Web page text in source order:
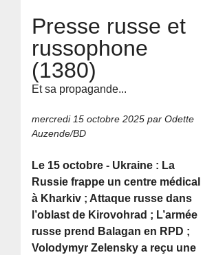
Presse russe et
russophone
(1380)
Et sa propagande...
mercredi 15 octobre 2025 par Odette
Auzende/BD
Le 15 octobre - Ukraine : La
Russie frappe un centre médical
à Kharkiv ; Attaque russe dans
l’oblast de Kirovohrad ; L’armée
russe prend Balagan en RPD ;
Volodymyr Zelensky a reçu une